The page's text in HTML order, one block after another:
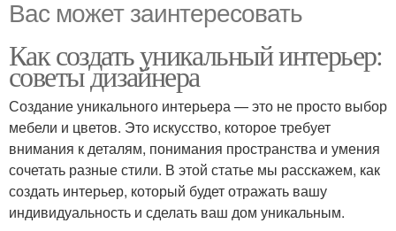
Вас может заинтересовать
Как создать уникальный интерьер:
советы дизайнера
Создание уникального интерьера — это не просто выбор
мебели и цветов. Это искусство, которое требует
внимания к деталям, понимания пространства и умения
сочетать разные стили. В этой статье мы расскажем, как
создать интерьер, который будет отражать вашу
индивидуальность и сделать ваш дом уникальным.